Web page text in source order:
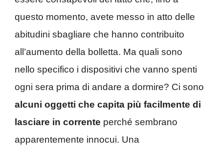
questo momento, avete messo in atto delle
abitudini sbagliare che hanno contribuito
all’aumento della bolletta. Ma quali sono
nello specifico i dispositivi che vanno spenti
ogni sera prima di andare a dormire? Ci sono
alcuni oggetti che capita più facilmente di
lasciare in corrente perché sembrano
apparentemente innocui. Una